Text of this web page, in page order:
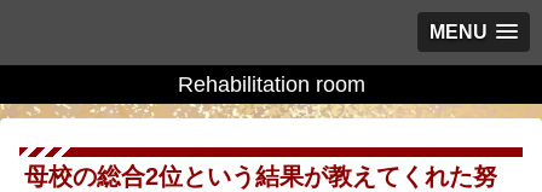
MENU
Rehabilitation room
母校の総合2位という結果が教えてくれた努